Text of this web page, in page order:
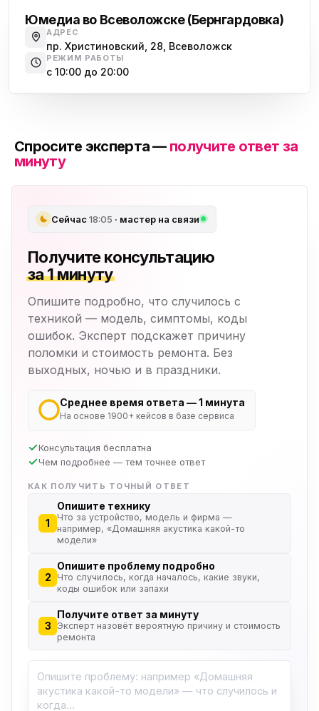
Юмедиа во Всеволожске (Бернгардовка)
АДРЕС
пр. Христиновский, 28, Всеволожск
РЕЖИМ РАБОТЫ
с 10:00 до 20:00
Спросите эксперта — получите ответ за
минуту
Сейчас18:05 · мастер на связи
Получите консультацию
за 1 минуту
Опишите подробно, что случилось с
техникой — модель, симптомы, коды
ошибок. Эксперт подскажет причину
поломки и стоимость ремонта. Без
выходных, ночью и в праздники.
Среднее время ответа — 1 минута
На основе 1900+ кейсов в базе сервиса
Консультация бесплатна
Чем подробнее — тем точнее ответ
КАК ПОЛУЧИТЬ ТОЧНЫЙ ОТВЕТ
1
Опишите технику
Что за устройство, модель и фирма —
например, «Домашняя акустика какой-то
модели»
2
Опишите проблему подробно
Что случилось, когда началось, какие звуки,
коды ошибок или запахи
3
Получите ответ за минуту
Эксперт назовёт вероятную причину и стоимость
ремонта